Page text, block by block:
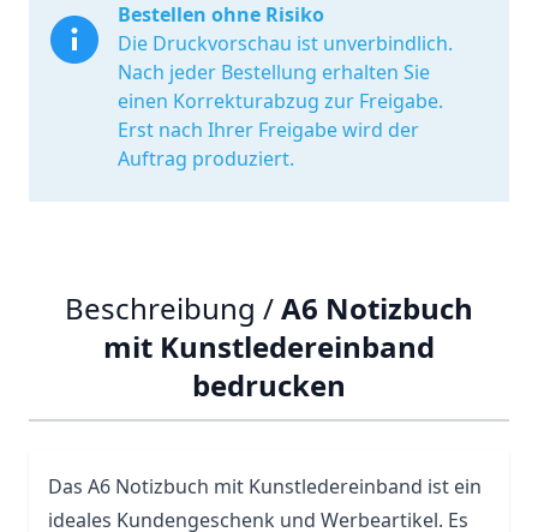
Bestellen ohne Risiko
Die Druckvorschau ist unverbindlich.
Nach jeder Bestellung erhalten Sie
einen Korrekturabzug zur Freigabe.
Erst nach Ihrer Freigabe wird der
Auftrag produziert.
Beschreibung /A6 Notizbuch
mit Kunstledereinband
bedrucken
Das A6 Notizbuch mit Kunstledereinband ist ein
ideales Kundengeschenk und Werbeartikel. Es